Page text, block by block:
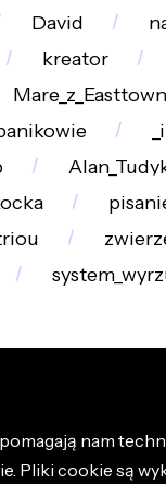
David
kreator
Mare_z_Easttown
nam
Pliki cookie są